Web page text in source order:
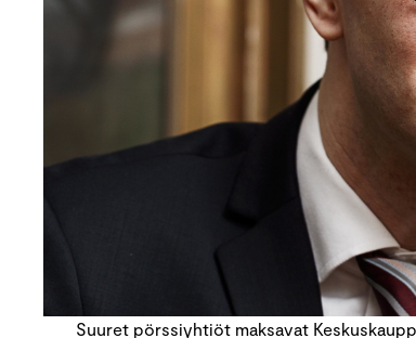
Suuret pörssiyhtiöt maksavat